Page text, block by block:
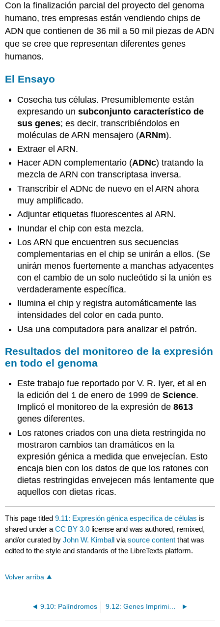
Con la finalización parcial del proyecto del genoma
humano, tres empresas están vendiendo chips de
ADN que contienen de 36 mil a 50 mil piezas de ADN
que se cree que representan diferentes genes
humanos.
El Ensayo
Cosecha tus células. Presumiblemente están
expresando unsubconjunto característico de
sus genes; es decir, transcribiéndolos en
moléculas de ARN mensajero (ARNm).
Extraer el ARN.
Hacer ADN complementario (ADNc) tratando la
mezcla de ARN con transcriptasa inversa.
Transcribir el ADNc de nuevo en el ARN ahora
muy amplificado.
Adjuntar etiquetas fluorescentes al ARN.
Inundar el chip con esta mezcla.
Los ARN que encuentren sus secuencias
complementarias en el chip se unirán a ellos. (Se
unirán menos fuertemente a manchas adyacentes
con el cambio de un solo nucleótido si la unión es
verdaderamente específica.
Ilumina el chip y registra automáticamente las
intensidades del color en cada punto.
Usa una computadora para analizar el patrón.
Resultados del monitoreo de la expresión
en todo el genoma
Este trabajo fue reportado por V. R. Iyer, et al en
la edición del 1 de enero de 1999 deScience.
Implicó el monitoreo de la expresión de8613
genes diferentes.
Los ratones criados con una dieta restringida no
mostraron cambios tan dramáticos en la
expresión génica a medida que envejecían. Esto
encaja bien con los datos de que los ratones con
dietas restringidas envejecen más lentamente que
aquellos con dietas ricas.
This page titled9.11: Expresión génica específica de células is
shared under aCC BY 3.0 license and was authored, remixed,
and/or curated byJohn W. Kimball viasource content that was
edited to the style and standards of the LibreTexts platform.
Volver arriba
9.10: Palíndromos 9.12: Genes Imprimidos